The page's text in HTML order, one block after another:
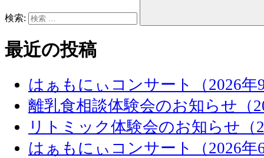
検索:
最近の投稿
はぁもにぃコンサート（2026年
離乳食相談体験会のお知らせ（
リトミック体験会のお知らせ（
はぁもにぃコンサート（2026年